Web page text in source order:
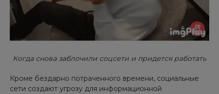
Когда снова заблочили соцсети и придется работать
Кроме бездарно потраченного времени, социальные
сети создают угрозу для информационной